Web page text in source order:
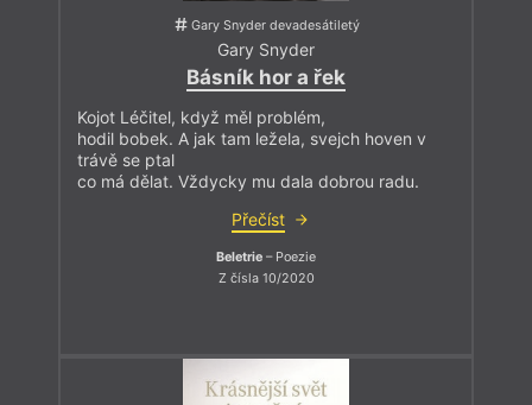
Gary Snyder devadesátiletý
Gary Snyder
Básník hor a řek
Kojot Léčitel, když měl problém,
hodil bobek. A jak tam ležela, svejch hoven v
trávě se ptal
co má dělat. Vždycky mu dala dobrou radu.
Přečíst
Beletrie – Poezie
Z čísla 10/2020